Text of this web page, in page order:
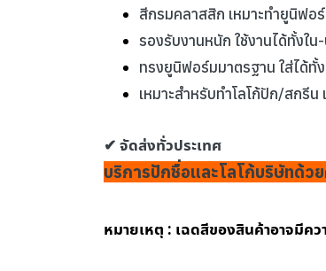
สีกรมคลาสสิก เหมาะทำยูนิฟ
รองรับงานหนัก ใช้งานได้ทั้งใ
ทรงยูนิฟอร์มมาตรฐาน ใส่ได้ทั้
เหมาะสำหรับทำโลโก้ปัก/สกรี
✔ จัดส่งทั่วประเทศ
บริการปักชื่อและโลโก้บริษัทด้ว
หมายเหตุ : เฉดสีของสินค้าอาจมี